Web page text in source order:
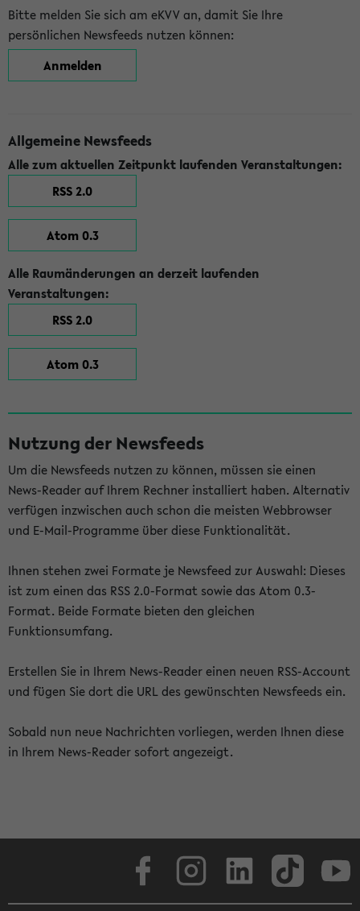
Bitte melden Sie sich am eKVV an, damit Sie Ihre
persönlichen Newsfeeds nutzen können:
Anmelden
Allgemeine Newsfeeds
Alle zum aktuellen Zeitpunkt laufenden Veranstaltungen:
RSS 2.0
Atom 0.3
Alle Raumänderungen an derzeit laufenden
Veranstaltungen:
RSS 2.0
Atom 0.3
Nutzung der Newsfeeds
Um die Newsfeeds nutzen zu können, müssen sie einen
News-Reader auf Ihrem Rechner installiert haben. Alternativ
verfügen inzwischen auch schon die meisten Webbrowser
und E-Mail-Programme über diese Funktionalität.
Ihnen stehen zwei Formate je Newsfeed zur Auswahl: Dieses
ist zum einen das RSS 2.0-Format sowie das Atom 0.3-
Format. Beide Formate bieten den gleichen
Funktionsumfang.
Erstellen Sie in Ihrem News-Reader einen neuen RSS-Account
und fügen Sie dort die URL des gewünschten Newsfeeds ein.
Sobald nun neue Nachrichten vorliegen, werden Ihnen diese
in Ihrem News-Reader sofort angezeigt.